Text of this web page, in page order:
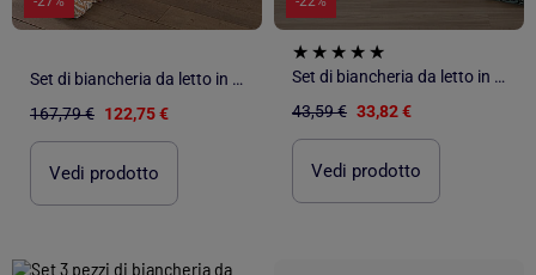
Set di biancheria da letto in cotone con federe a motivi floreali stilizzati
167,79 € 122,75 €
Vedi prodotto
Set di biancheria da letto in cotone floreale 3 pezzi
43,59 € 33,82 €
Vedi prodotto